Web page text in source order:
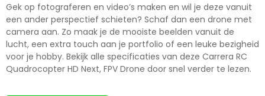
Gek op fotograferen en video’s maken en wil je deze vanuit
een ander perspectief schieten? Schaf dan een drone met
camera aan. Zo maak je de mooiste beelden vanuit de
lucht, een extra touch aan je portfolio of een leuke bezigheid
voor je hobby. Bekijk alle specificaties van deze Carrera RC
Quadrocopter HD Next, FPV Drone door snel verder te lezen.